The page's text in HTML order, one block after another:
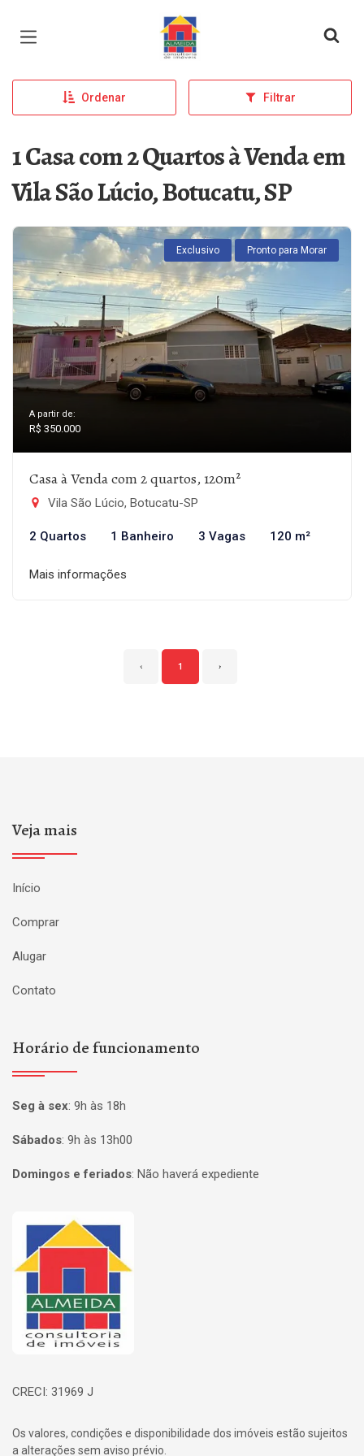
Página inicial
Ordenar Filtrar
1 Casa com 2 Quartos à Venda em
Vila São Lúcio, Botucatu, SP
Exclusivo Pronto para Morar
A partir de:
R$ 350.000
Casa à Venda com 2 quartos, 120m²
Vila São Lúcio, Botucatu-SP
2 Quartos 1 Banheiro 3 Vagas 120 m²
Mais informações
‹ 1 ›
Veja mais
Início
Comprar
Alugar
Contato
Horário de funcionamento
Seg à sex: 9h às 18h
Sábados: 9h às 13h00
Domingos e feriados: Não haverá expediente
Página inicial
CRECI: 31969 J
Os valores, condições e disponibilidade dos imóveis estão sujeitos
a alterações sem aviso prévio.